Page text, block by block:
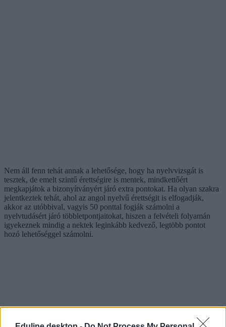
Nem áll fenn tehát annak a lehetősége, hogy ha nyelvvizsgát is
tesztek, de emelt szintű érettségire is mentek, mindkettőért
megkapjátok a bizonyítványért járó extra pontokat. Ha olyan szakra
jelentkeztek tehát, ahol az angol nyelvű érettségit is elfogadják,
akkor az utóbbival, vagyis 50 ponttal fogják számolni a
nyelvtudásért járó többletpontjaitokat, hiszen a felvételi folyamán
igyekeznek mindig a nektek leginkább kedvező, legtöbb pontot
hozó lehetőséggel számolni.